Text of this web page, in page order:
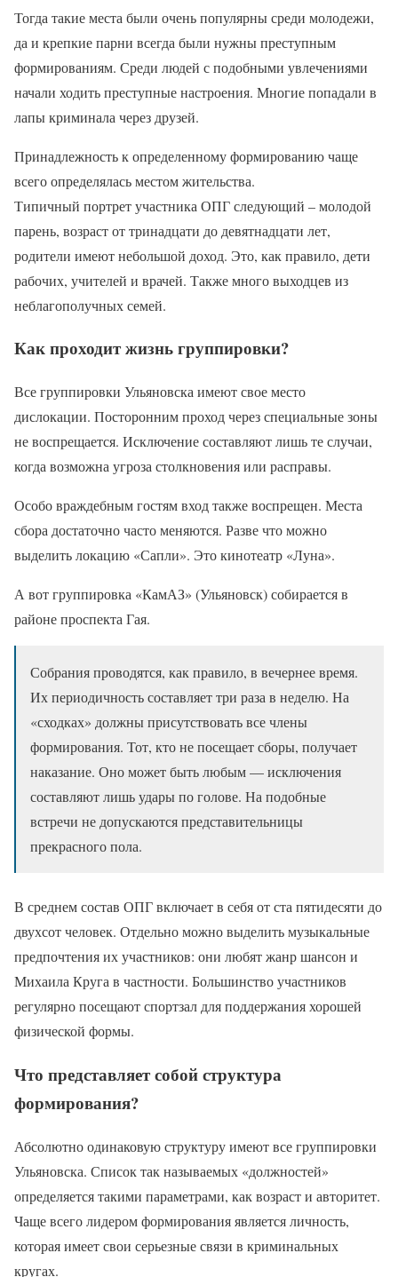
Тогда такие места были очень популярны среди молодежи,
да и крепкие парни всегда были нужны преступным
формированиям. Среди людей с подобными увлечениями
начали ходить преступные настроения. Многие попадали в
лапы криминала через друзей.
Принадлежность к определенному формированию чаще
всего определялась местом жительства.
Типичный портрет участника ОПГ следующий – молодой
парень, возраст от тринадцати до девятнадцати лет,
родители имеют небольшой доход. Это, как правило, дети
рабочих, учителей и врачей. Также много выходцев из
неблагополучных семей.
Как проходит жизнь группировки?
Все группировки Ульяновска имеют свое место
дислокации. Посторонним проход через специальные зоны
не воспрещается. Исключение составляют лишь те случаи,
когда возможна угроза столкновения или расправы.
Особо враждебным гостям вход также воспрещен. Места
сбора достаточно часто меняются. Разве что можно
выделить локацию «Сапли». Это кинотеатр «Луна».
А вот группировка «КамАЗ» (Ульяновск) собирается в
районе проспекта Гая.
Собрания проводятся, как правило, в вечернее время.
Их периодичность составляет три раза в неделю. На
«сходках» должны присутствовать все члены
формирования. Тот, кто не посещает сборы, получает
наказание. Оно может быть любым — исключения
составляют лишь удары по голове. На подобные
встречи не допускаются представительницы
прекрасного пола.
В среднем состав ОПГ включает в себя от ста пятидесяти до
двухсот человек. Отдельно можно выделить музыкальные
предпочтения их участников: они любят жанр шансон и
Михаила Круга в частности. Большинство участников
регулярно посещают спортзал для поддержания хорошей
физической формы.
Что представляет собой структура
формирования?
Абсолютно одинаковую структуру имеют все группировки
Ульяновска. Список так называемых «должностей»
определяется такими параметрами, как возраст и авторитет.
Чаще всего лидером формирования является личность,
которая имеет свои серьезные связи в криминальных
кругах.